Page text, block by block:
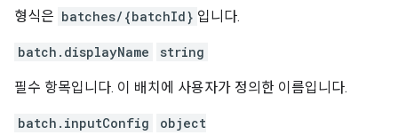
형식은 batches/{batchId} 입니다.
batch.displayName string
필수 항목입니다. 이 배치에 사용자가 정의한 이름입니다.
batch.inputConfig
object